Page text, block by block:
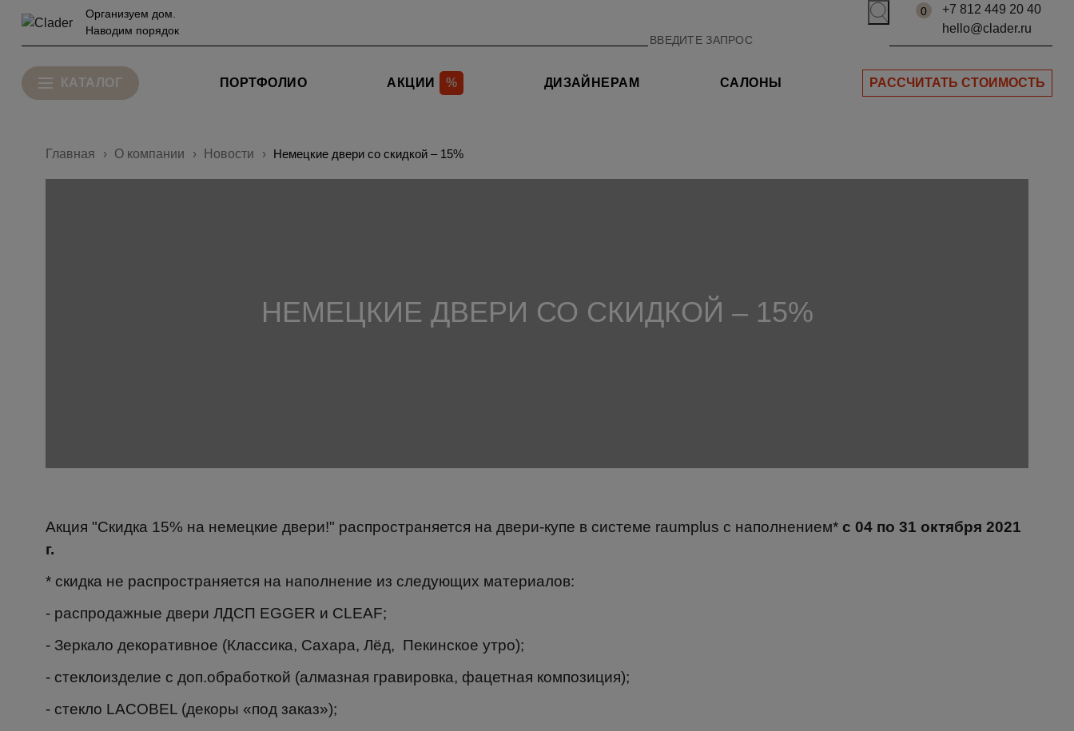
Организуем дом.
Наводим порядок
0
+7 812 449 20 40
hello@clader.ru
КАТАЛОГ ПОРТФОЛИО АКЦИИ % ДИЗАЙНЕРАМ САЛОНЫ РАССЧИТАТЬ СТОИМОСТЬ
Главная О компании Новости Немецкие двери со скидкой – 15%
НЕМЕЦКИЕ ДВЕРИ СО СКИДКОЙ – 15%
Акция "Скидка 15% на немецкие двери!" распространяется на двери-купе в системе raumplus с наполнением* с 04 по 31 октября 2021
г.
* скидка не распространяется на наполнение из следующих материалов:
- распродажные двери ЛДСП EGGER и CLEAF;
- Зеркало декоративное (Классика, Сахара, Лёд, Пекинское утро);
- стеклоизделие с доп.обработкой (алмазная гравировка, фацетная композиция);
- стекло LACOBEL (декоры «под заказ»);